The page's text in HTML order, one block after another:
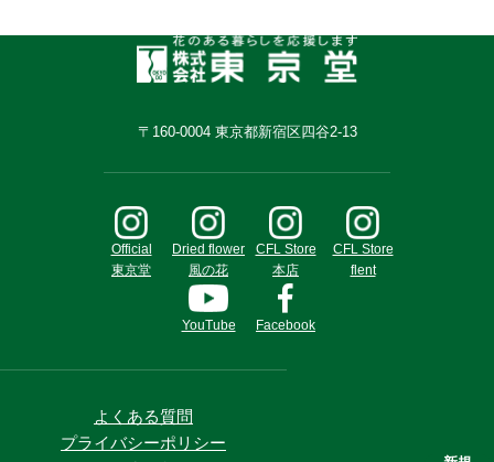
〒160-0004 東京都新宿区四谷2-13
Official
東京堂
Dried flower
風の花
CFL Store
本店
CFL Store
flent
YouTube Facebook
よくある質問
プライバシーポリシー